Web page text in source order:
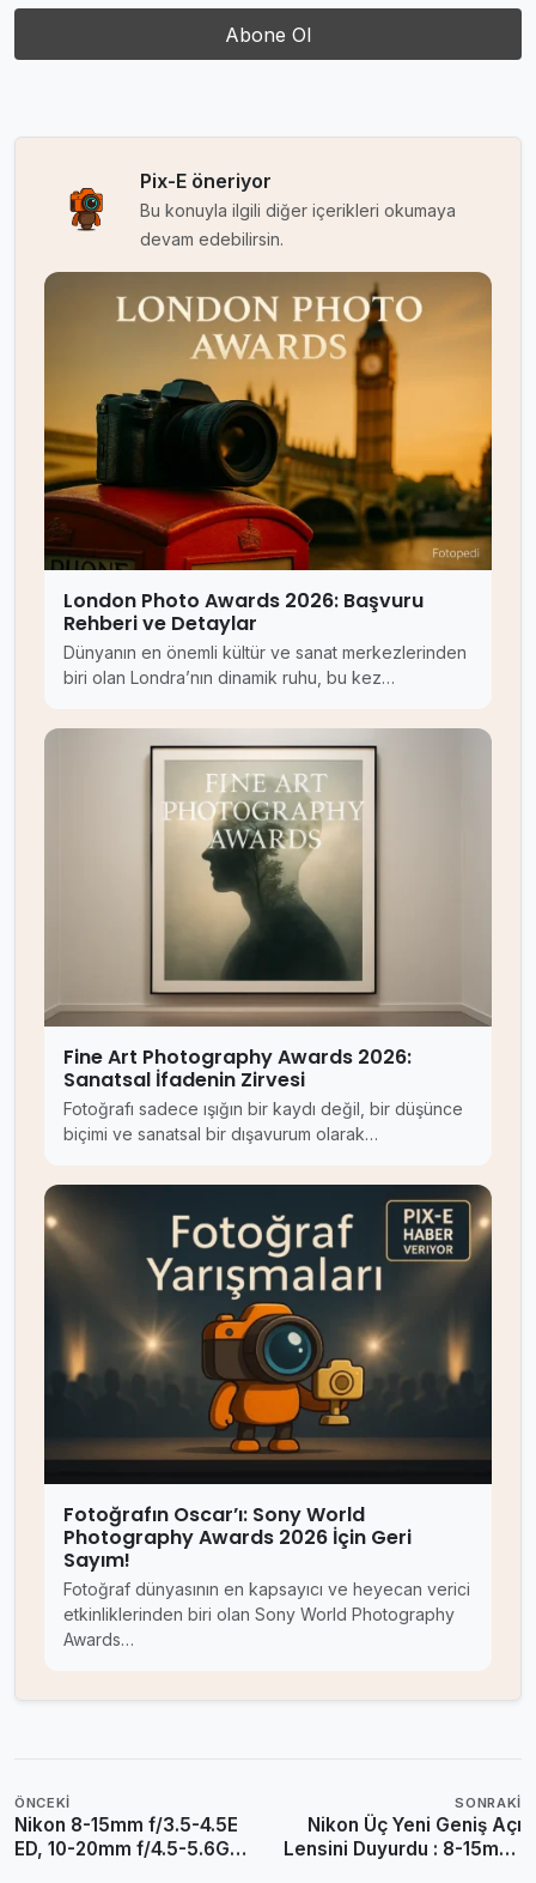
Pix-E öneriyor
Bu konuyla ilgili diğer içerikleri okumaya
devam edebilirsin.
London Photo Awards 2026: Başvuru
Rehberi ve Detaylar
Dünyanın en önemli kültür ve sanat merkezlerinden
biri olan Londra’nın dinamik ruhu, bu kez…
Fine Art Photography Awards 2026:
Sanatsal İfadenin Zirvesi
Fotoğrafı sadece ışığın bir kaydı değil, bir düşünce
biçimi ve sanatsal bir dışavurum olarak…
Fotoğrafın Oscar’ı: Sony World
Photography Awards 2026 İçin Geri
Sayım!
Fotoğraf dünyasının en kapsayıcı ve heyecan verici
etkinliklerinden biri olan Sony World Photography
Awards…
ÖNCEKI
Nikon 8-15mm f/3.5-4.5E
ED, 10-20mm f/4.5-5.6G
SONRAKI
Nikon Üç Yeni Geniş Açı
Lensini Duyurdu : 8-15mm,